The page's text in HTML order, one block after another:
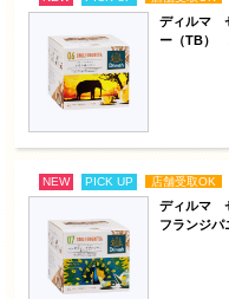
ディルマ
ー（TB）
NEW PICK UP 店舗受取OK
ディルマ
フランジ